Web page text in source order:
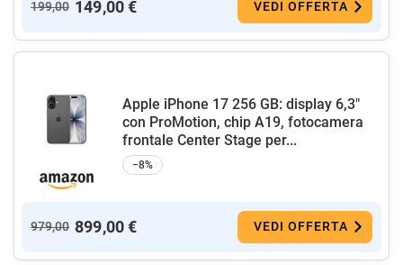
199,00 149,00 € VEDI OFFERTA
Apple iPhone 17 256 GB: display 6,3"
con ProMotion, chip A19, fotocamera
frontale Center Stage per...
−8%
979,00 899,00 € VEDI OFFERTA